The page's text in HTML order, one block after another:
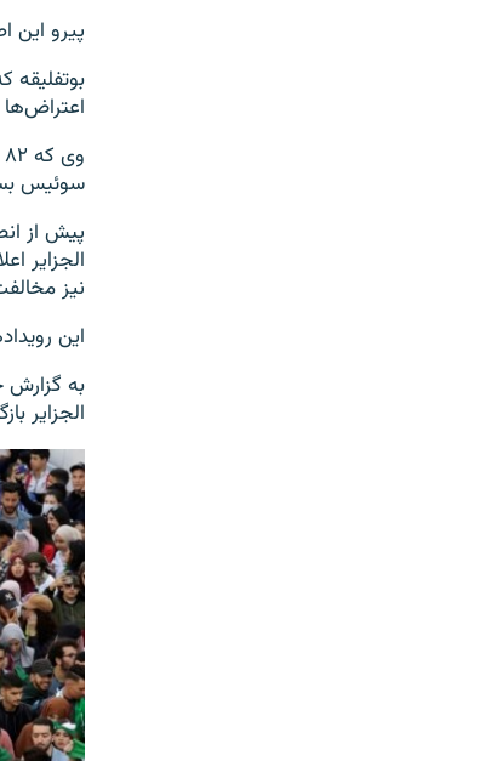
پیرو این
اعتراض‌ها
سوئیس بستری بود.
پیش از
الجزایر
نیز
این
به گزارش
الجزایر